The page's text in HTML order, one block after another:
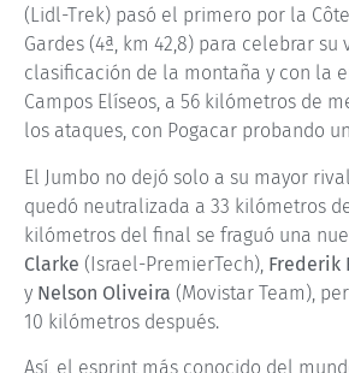
(Lidl-Trek) pasó el primero por la
Gardes (4ª, km 42,8) para celebrar
clasificación de la montaña y con la
Campos Elíseos, a 56 kilómetros de
los ataques, con Pogacar probando
El Jumbo no dejó solo a su mayor
quedó neutralizada a 33 kilómetros
kilómetros del final se fraguó una
Clarke (Israel-PremierTech), Frederik
y Nelson Oliveira (Movistar Team),
10 kilómetros después.
Así, el esprint más conocido del